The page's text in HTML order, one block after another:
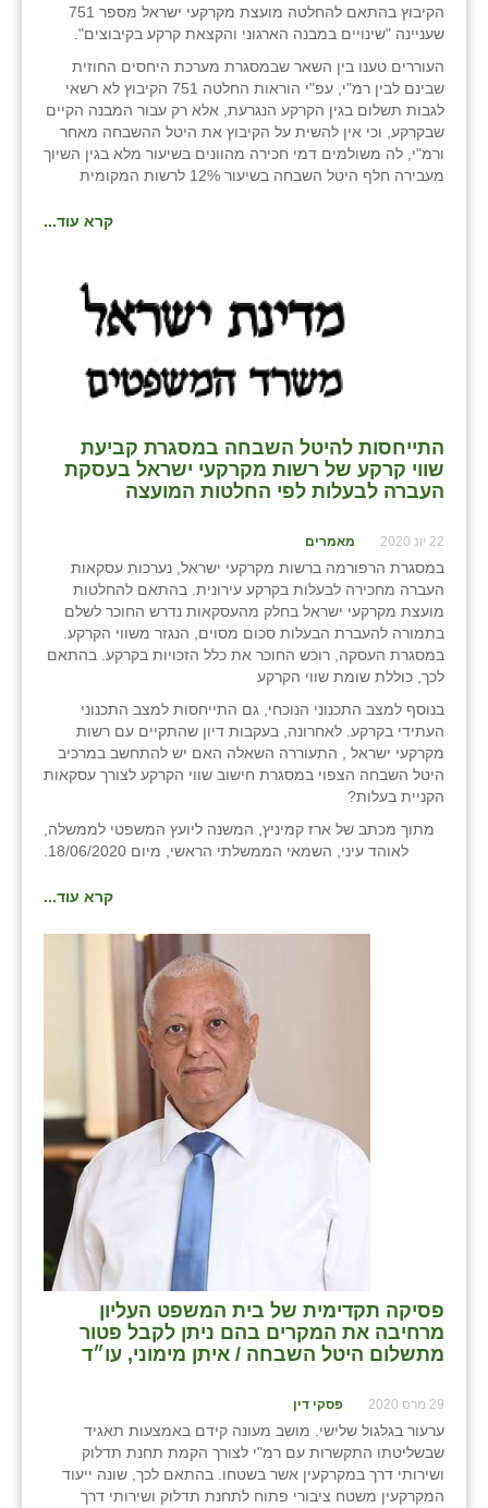
הקיבוץ בהתאם להחלטה מועצת מקרקעי ישראל מספר 751
שעניינה "שינויים במבנה הארגוני והקצאת קרקע בקיבוצים".
העוררים טענו בין השאר שבמסגרת מערכת היחסים החוזית
שבינם לבין רמ"י, עפ"י הוראות החלטה 751 הקיבוץ לא רשאי
לגבות תשלום בגין הקרקע הנגרעת, אלא רק עבור המבנה הקיים
שבקרקע, וכי אין להשית על הקיבוץ את היטל ההשבחה מאחר
ורמ"י, לה משולמים דמי חכירה מהוונים בשיעור מלא בגין השיוך
מעבירה חלף היטל השבחה בשיעור 12% לרשות המקומית
קרא עוד...
התייחסות להיטל השבחה במסגרת קביעת
שווי קרקע של רשות מקרקעי ישראל בעסקת
העברה לבעלות לפי החלטות המועצה
22 יונ 2020 מאמרים
במסגרת הרפורמה ברשות מקרקעי ישראל, נערכות עסקאות
העברה מחכירה לבעלות בקרקע עירונית. בהתאם להחלטות
מועצת מקרקעי ישראל בחלק מהעסקאות נדרש החוכר לשלם
בתמורה להעברת הבעלות סכום מסוים, הנגזר משווי הקרקע.
במסגרת העסקה, רוכש החוכר את כלל הזכויות בקרקע. בהתאם
לכך, כוללת שומת שווי הקרקע
בנוסף למצב התכנוני הנוכחי, גם התייחסות למצב התכנוני
העתידי בקרקע. לאחרונה, בעקבות דיון שהתקיים עם רשות
מקרקעי ישראל , התעוררה השאלה האם יש להתחשב במרכיב
היטל השבחה הצפוי במסגרת חישוב שווי הקרקע לצורך עסקאות
הקניית בעלות?
מתוך מכתב של ארז קמיניץ, המשנה ליועץ המשפטי לממשלה,
לאוהד עיני, השמאי הממשלתי הראשי, מיום 18/06/2020.
קרא עוד...
פסיקה תקדימית של בית המשפט העליון
מרחיבה את המקרים בהם ניתן לקבל פטור
מתשלום היטל השבחה / איתן מימוני, עו״ד
29 מרס 2020 פסקי דין
ערעור בגלגול שלישי. מושב מעונה קידם באמצעות תאגיד
שבשליטתו התקשרות עם רמ"י לצורך הקמת תחנת תדלוק
ושירותי דרך במקרקעין אשר בשטחו. בהתאם לכך, שונה ייעוד
המקרקעין משטח ציבורי פתוח לתחנת תדלוק ושירותי דרך